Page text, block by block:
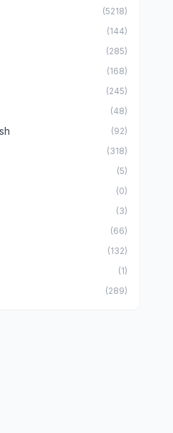
(5218)
(144)
(285)
(168)
(245)
(48)
(92)
(318)
(5)
(0)
(3)
(66)
(132)
(1)
(289)